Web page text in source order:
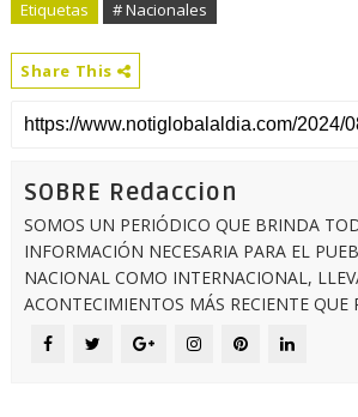
Etiquetas # Nacionales
Share This
SOBRE Redaccion
SOMOS UN PERIÓDICO QUE BRINDA
INFORMACIÓN NECESARIA PARA EL
NACIONAL COMO INTERNACIONAL,
ACONTECIMIENTOS MÁS RECIENTE QUE